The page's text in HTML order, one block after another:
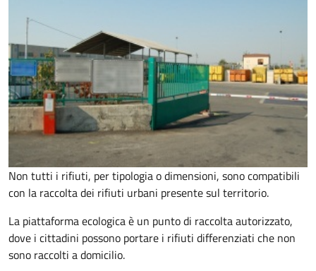
Non tutti i rifiuti, per tipologia o dimensioni, sono compatibili
con la raccolta dei rifiuti urbani presente sul territorio.
La piattaforma ecologica è un punto di raccolta autorizzato,
dove i cittadini possono portare i rifiuti differenziati che non
sono raccolti a domicilio.